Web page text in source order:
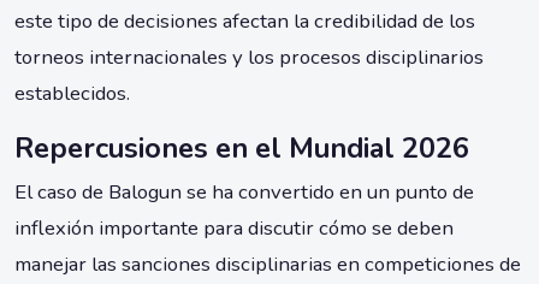
este tipo de decisiones afectan la credibilidad de los
torneos internacionales y los procesos disciplinarios
establecidos.
Repercusiones en el Mundial 2026
El caso de Balogun se ha convertido en un punto de
inflexión importante para discutir cómo se deben
manejar las sanciones disciplinarias en competiciones de